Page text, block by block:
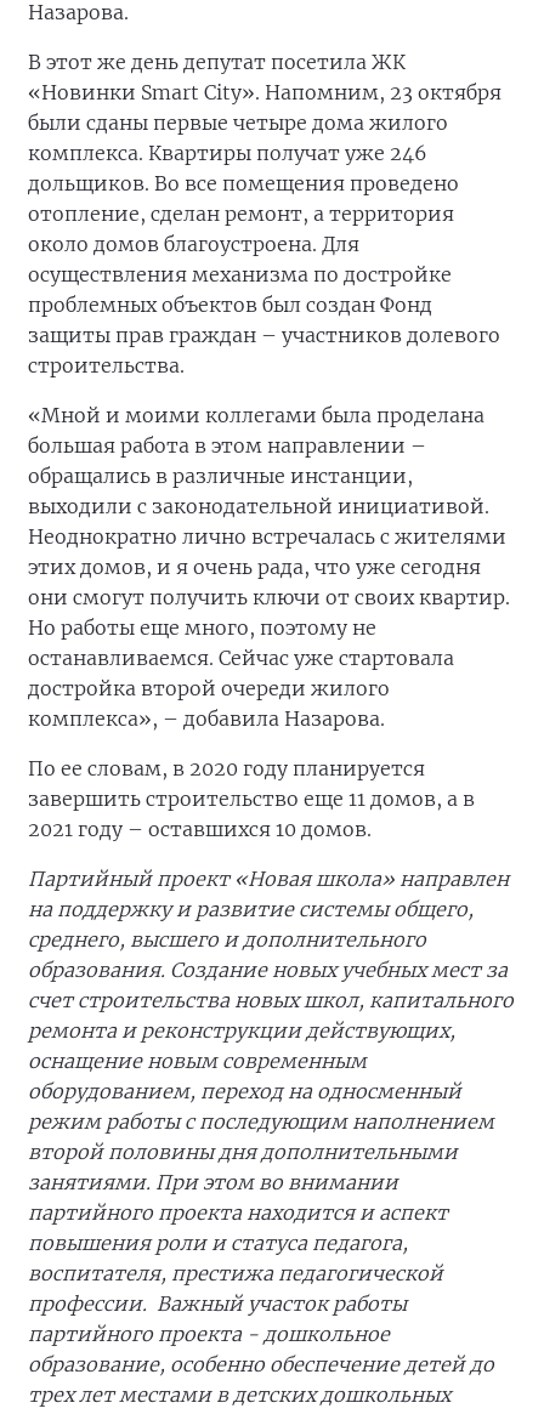
Назарова.
В этот же день депутат посетила ЖК
«Новинки Smart City». Напомним, 23 октября
были сданы первые четыре дома жилого
комплекса. Квартиры получат уже 246
дольщиков. Во все помещения проведено
отопление, сделан ремонт, а территория
около домов благоустроена. Для
осуществления механизма по достройке
проблемных объектов был создан Фонд
защиты прав граждан – участников долевого
строительства.
«Мной и моими коллегами была проделана
большая работа в этом направлении –
обращались в различные инстанции,
выходили с законодательной инициативой.
Неоднократно лично встречалась с жителями
этих домов, и я очень рада, что уже сегодня
они смогут получить ключи от своих квартир.
Но работы еще много, поэтому не
останавливаемся. Сейчас уже стартовала
достройка второй очереди жилого
комплекса», – добавила Назарова.
По ее словам, в 2020 году планируется
завершить строительство еще 11 домов, а в
2021 году – оставшихся 10 домов.
Партийный проект «Новая школа» направлен
на поддержку и развитие системы общего,
среднего, высшего и дополнительного
образования. Создание новых учебных мест за
счет строительства новых школ, капитального
ремонта и реконструкции действующих,
оснащение новым современным
оборудованием, переход на односменный
режим работы с последующим наполнением
второй половины дня дополнительными
занятиями. При этом во внимании
партийного проекта находится и аспект
повышения роли и статуса педагога,
воспитателя, престижа педагогической
профессии. Важный участок работы
партийного проекта - дошкольное
образование, особенно обеспечение детей до
трех лет местами в детских дошкольных